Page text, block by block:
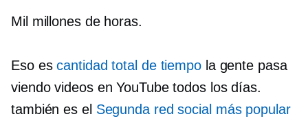
Mil millones de horas.
Eso escantidad total de tiempola gente pasa
viendo videos en YouTube todos los días.
también es el Segunda red social más popular